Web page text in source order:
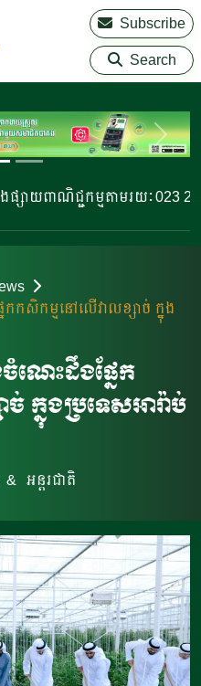
Subscribe
Search
ពាណិជ្ជកម្មតាមរយៈ 023 220
កសិកម្មនៅលើវាលខ្សាច់​ ក្នុង
ណេះដឹងផ្នែក
ក្នុងប្រទេសអារ៉ាប់
& អន្តរជាតិ